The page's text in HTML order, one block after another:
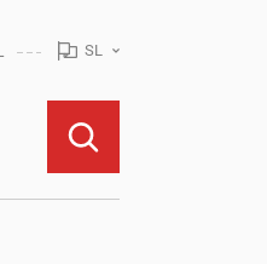
SL